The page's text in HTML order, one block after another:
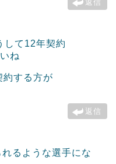
返信
して12年契約
ね
約する方が
返信
るような選手にな